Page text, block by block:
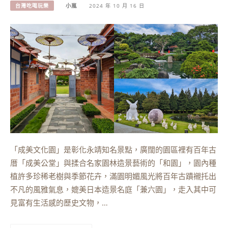
台灣吃喝玩樂 小嵐 2024 年 10 月 16 日
「成美文化園」是彰化永靖知名景點，廣闊的園區裡有百年古
厝「成美公堂」與揉合名家園林造景藝術的「和園」，園內種
植許多珍稀老樹與季節花卉，滿園明媚風光將百年古蹟襯托出
不凡的風雅氣息，媲美日本造景名庭「兼六園」，走入其中可
見富有生活感的歷史文物，…